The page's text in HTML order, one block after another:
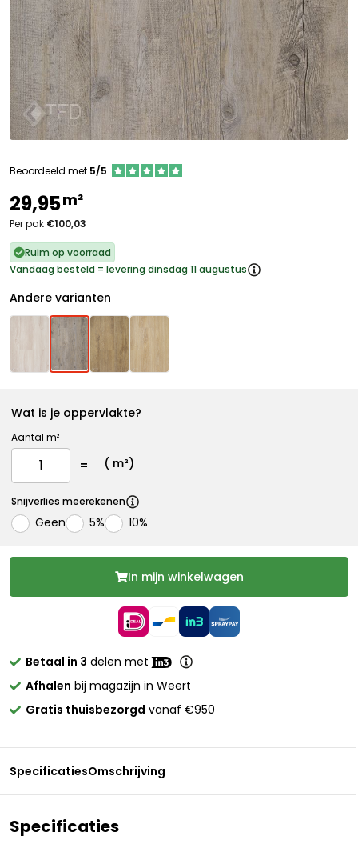
Beoordeeld met 5/5
29,95m²
Per pak €100,03
Ruim op voorraad
Vandaag besteld = levering dinsdag 11 augustus
Andere varianten
Wat is je oppervlakte?
Aantal m²
( m²)
Snijverlies meerekenen
Geen 5% 10%
In mijn winkelwagen
Betaal in 3 delen met
Afhalen bij magazijn in Weert
Gratis thuisbezorgd vanaf €950
SpecificatiesOmschrijving
Specificaties